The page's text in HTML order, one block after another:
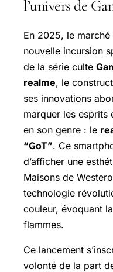
l’univers de
En 2025, le
nouvelle incursion
de la série culte
realme, le
ses innovations
marquer les esprits
en son genre : le
“GoT”. Ce
d’afficher une
Maisons de
technologie
couleur, évoquant
flammes.
Ce lancement
volonté de la part